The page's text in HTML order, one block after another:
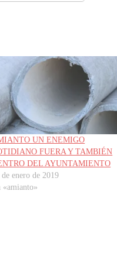
UN ENEMIGO
FUERA Y TAMBIÉN
DEL AYUNTAMIENTO
de enero de 2019
«amianto»